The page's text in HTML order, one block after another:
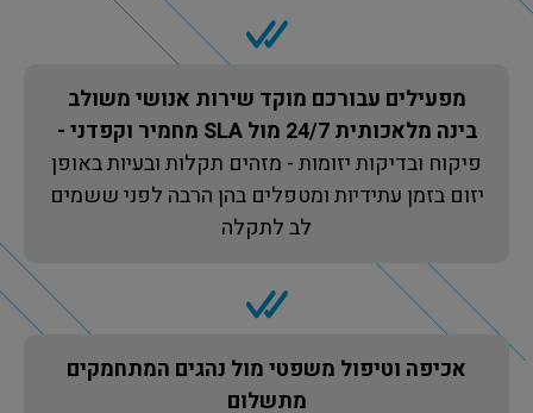
מפעילים עבורכם מוקד שירות אנושי משולב
בינה מלאכותית 24/7 מול SLA מחמיר וקפדני -
פיקוח ובדיקות יזומות - מזהים תקלות ובעיות באופן
יזום בזמן עתידיות ומטפלים בהן הרבה לפני ששמים
לב לתקלה
אכיפה וטיפול משפטי מול נהגים המתחמקים
מתשלום